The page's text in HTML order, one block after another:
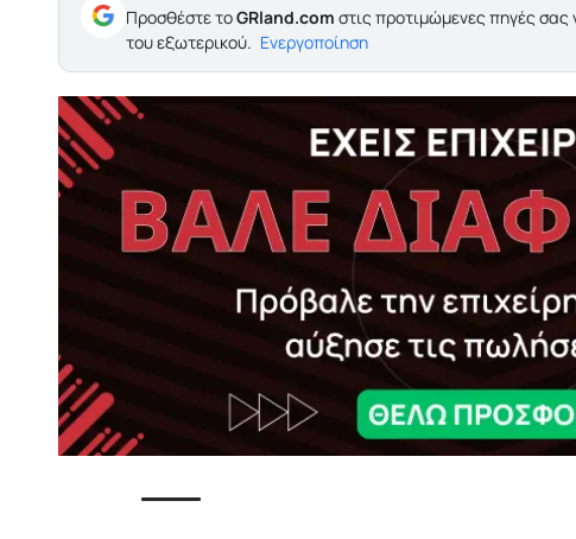
Προσθέστε τοGRland.com στις προτιμώμενες πηγές σας
του εξωτερικού. Ενεργοποίηση